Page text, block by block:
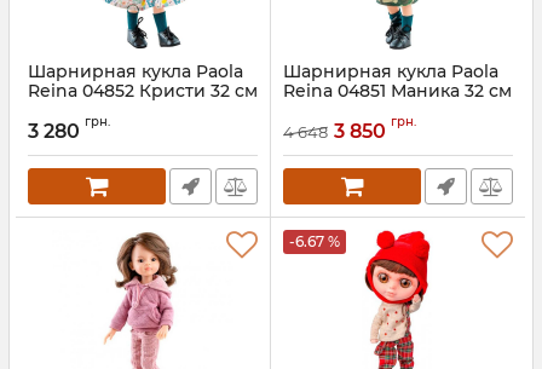
Шарнирная кукла Paola
Reina 04852 Кристи 32 см
3 280 грн.
Шарнирная кукла Paola
Reina 04851 Маника 32 см
4 648 3 850 грн.
-6.67 %